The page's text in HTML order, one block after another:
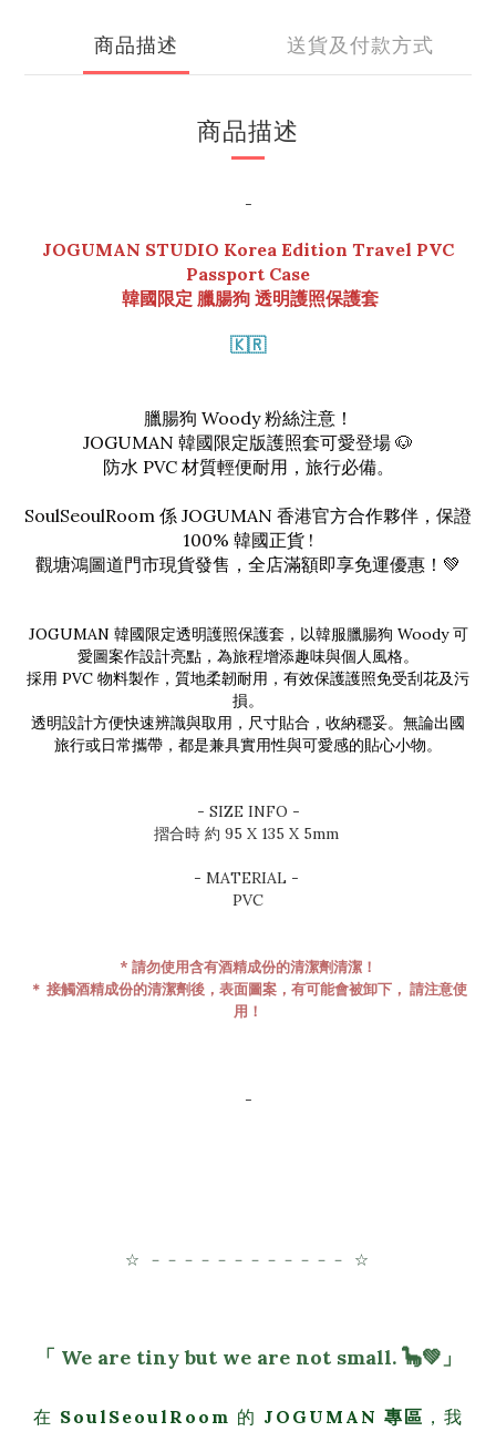
商品描述 送貨及付款方式
商品描述
-
JOGUMAN STUDIO Korea Edition Travel PVC
Passport Case
韓國限定 臘腸狗 透明護照保護套
🇰🇷
臘腸狗 Woody 粉絲注意！
JOGUMAN 韓國限定版護照套可愛登場 🐶
防水 PVC 材質輕便耐用，旅行必備。
SoulSeoulRoom 係 JOGUMAN 香港官方合作夥伴，保證
100% 韓國正貨 !
觀塘鴻圖道門市現貨發售，全店滿額即享免運優惠！💚
JOGUMAN 韓國限定透明護照保護套，以韓服臘腸狗 Woody 可
愛圖案作設計亮點，為旅程增添趣味與個人風格。
採用 PVC 物料製作，質地柔韌耐用，有效保護護照免受刮花及污
損。
透明設計方便快速辨識與取用，尺寸貼合，收納穩妥。無論出國
旅行或日常攜帶，都是兼具實用性與可愛感的貼心小物。
- SIZE INFO -
摺合時 約 95 X 135 X 5mm
- MATERIAL -
PVC
* 請勿使用含有酒精成份的清潔劑清潔！
＊ 接觸酒精成份的清潔劑後，表面圖案，有可能會被卸下， 請注意使
用！
-
☆ －－－－－－－－－－－－ ☆
「 We are tiny but we are not small. 🦕💚」
在 SoulSeoulRoom 的 JOGUMAN 專區 ，我